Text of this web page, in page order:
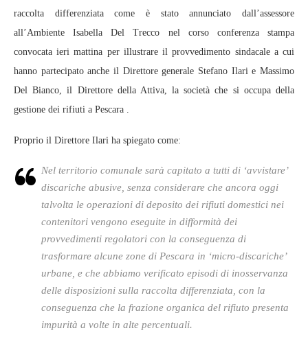
raccolta differenziata come è stato annunciato dall’assessore
all’Ambiente Isabella Del Trecco nel corso conferenza stampa
convocata ieri mattina per illustrare il provvedimento sindacale a cui
hanno partecipato anche il Direttore generale Stefano Ilari e Massimo
Del Bianco, il Direttore della Attiva, la società che si occupa della
gestione dei rifiuti a Pescara .
Proprio il Direttore Ilari ha spiegato come:
Nel territorio comunale sarà capitato a tutti di ‘avvistare’
discariche abusive, senza considerare che ancora oggi
talvolta le operazioni di deposito dei rifiuti domestici nei
contenitori vengono eseguite in difformità dei
provvedimenti regolatori con la conseguenza di
trasformare alcune zone di Pescara in ‘micro-discariche’
urbane, e che abbiamo verificato episodi di inosservanza
delle disposizioni sulla raccolta differenziata, con la
conseguenza che la frazione organica del rifiuto presenta
impurità a volte in alte percentuali.